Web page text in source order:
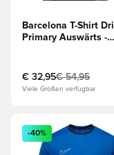
Barcelona T-Shirt
Primary Auswärts -
€ 32,95€ 54,95
Viele Größen verfügbar
Öffnet ein Fenster
-40%